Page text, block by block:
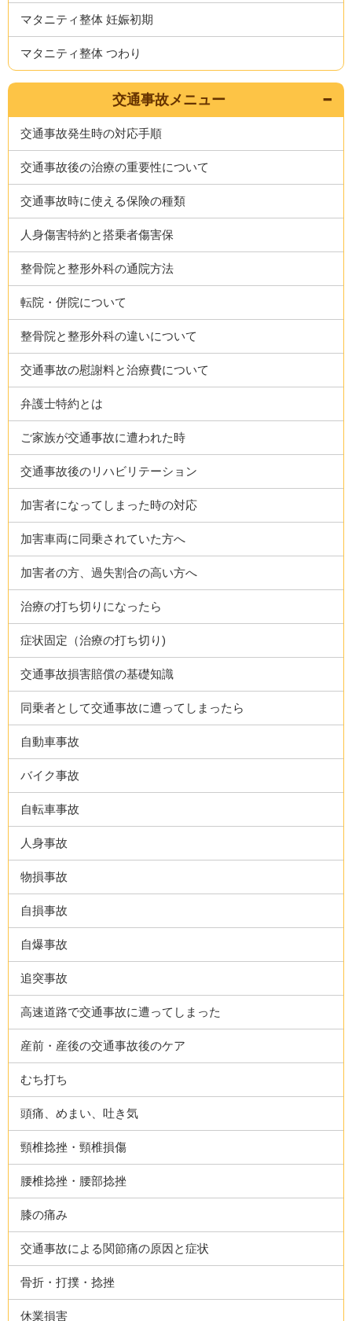
マタニティ整体 妊娠初期
マタニティ整体 つわり
交通事故メニュー
交通事故発生時の対応手順
交通事故後の治療の重要性について
交通事故時に使える保険の種類
人身傷害特約と搭乗者傷害保
整骨院と整形外科の通院方法
転院・併院について
整骨院と整形外科の違いについて
交通事故の慰謝料と治療費について
弁護士特約とは
ご家族が交通事故に遭われた時
交通事故後のリハビリテーション
加害者になってしまった時の対応
加害車両に同乗されていた方へ
加害者の方、過失割合の高い方へ
治療の打ち切りになったら
症状固定（治療の打ち切り)
交通事故損害賠償の基礎知識
同乗者として交通事故に遭ってしまったら
自動車事故
バイク事故
自転車事故
人身事故
物損事故
自損事故
自爆事故
追突事故
高速道路で交通事故に遭ってしまった
産前・産後の交通事故後のケア
むち打ち
頭痛、めまい、吐き気
頸椎捻挫・頸椎損傷
腰椎捻挫・腰部捻挫
膝の痛み
交通事故による関節痛の原因と症状
骨折・打撲・捻挫
休業損害